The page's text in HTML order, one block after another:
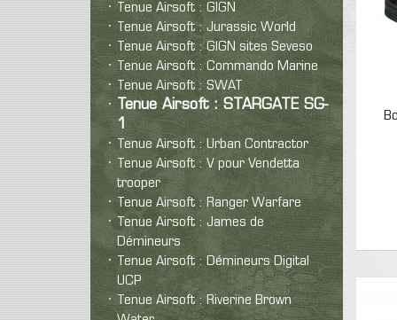
Tenue Airsoft : GIGN
Tenue Airsoft : Jurassic World
Tenue Airsoft : GIGN sites Seveso
Tenue Airsoft : Commando Marine
Tenue Airsoft : SWAT
Tenue Airsoft : STARGATE SG-
1
Tenue Airsoft : Urban Contractor
Tenue Airsoft : V pour Vendetta
trooper
Tenue Airsoft : Ranger Warfare
Tenue Airsoft : James de
Démineurs
Tenue Airsoft : Démineurs Digital
UCP
Tenue Airsoft : Riverine Brown